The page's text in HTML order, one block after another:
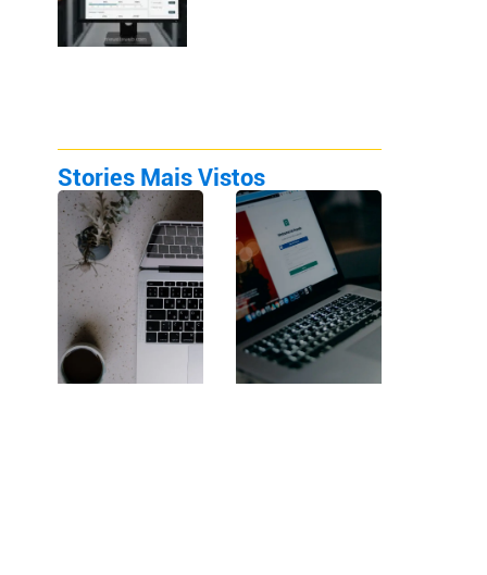
Stories Mais Vistos